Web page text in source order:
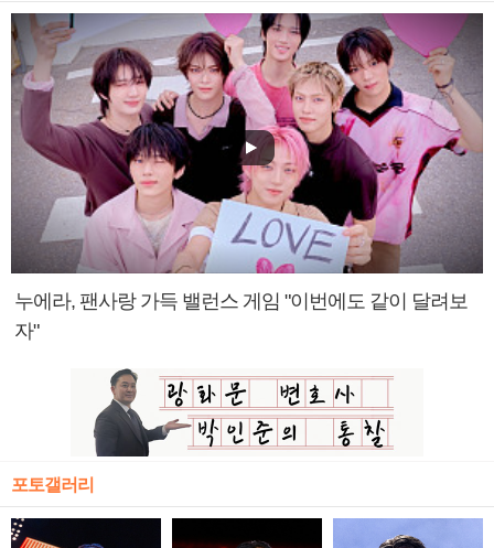
누에라, 팬사랑 가득 밸런스 게임 "이번에도 같이 달려보
자"
포토갤러리